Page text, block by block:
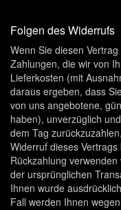
Folgen des Widerrufs
Wenn Sie diesen
Zahlungen, die wir von
Lieferkosten (mit
daraus ergeben, dass
von uns angebotene,
haben), unverzüglich
dem Tag
Widerruf dieses
Rückzahlung
der ursprünglichen
Ihnen wurde
Fall werden Ihnen